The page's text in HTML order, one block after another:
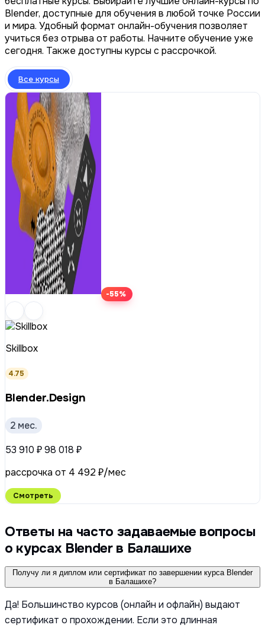
Blender, доступные для обучения в любой точке России
и мира. Удобный формат онлайн-обучения позволяет
учиться без отрыва от работы. Начните обучение уже
сегодня. Также доступны курсы с рассрочкой.
Все курсы
-55%
Skillbox
4.75
Blender.Design
2 мес.
53 910 ₽98 018 ₽
рассрочка от 4 492 ₽/мес
Смотреть
Ответы на часто задаваемые вопросы
о курсах Blender в Балашихе
Получу ли я диплом или сертификат по завершении курса Blender
в Балашихе?
Да! Большинство курсов (онлайн и офлайн) выдают
сертификат о прохождении. Если это длинная